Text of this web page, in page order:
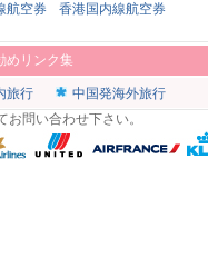
航空券 香港国内線航空券
めリンク集
旅行
中国発海外旅行
お問い合わせ下さい。